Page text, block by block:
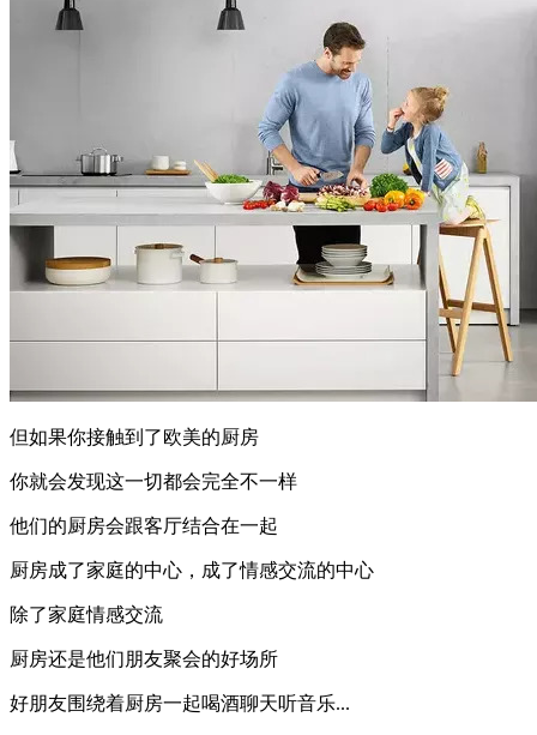
但如果你接触到了欧美的厨房
你就会发现这一切都会完全不一样
他们的厨房会跟客厅结合在一起
厨房成了家庭的中心，成了情感交流的中心
除了家庭情感交流
厨房还是他们朋友聚会的好场所
好朋友围绕着厨房一起喝酒聊天听音乐...